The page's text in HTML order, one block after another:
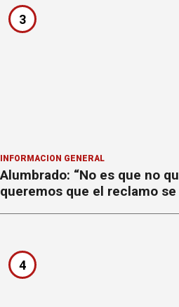
3
INFORMACION GENERAL
Alumbrado: “No es que no
queremos que el reclamo se
4